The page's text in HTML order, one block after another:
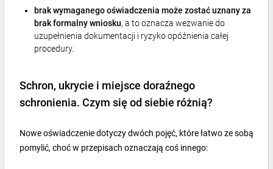
brak wymaganego oświadczenia może zostać uznany za
brak formalny wniosku, a to oznacza wezwanie do
uzupełnienia dokumentacji i ryzyko opóźnienia całej
procedury.
Schron, ukrycie i miejsce doraźnego
schronienia. Czym się od siebie różnią?
Nowe oświadczenie dotyczy dwóch pojęć, które łatwo ze sobą
pomylić, choć w przepisach oznaczają coś innego: